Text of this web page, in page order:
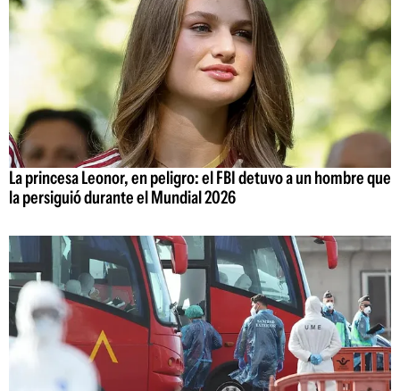
La princesa Leonor, en peligro: el FBI detuvo a un hombre que
la persiguió durante el Mundial 2026